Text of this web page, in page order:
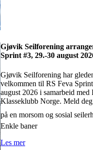
Gjøvik Seilforening
Sprint #3, 29.-30 august
Gjøvik Seilforening har
velkommen til RS Feva
august 2026 i samarbeid med
Klasseklubb Norge. Meld
på en morsom og sosial
Enkle baner
Les mer